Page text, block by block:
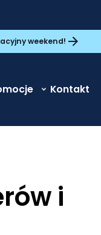
weekend!
Kontakt
i